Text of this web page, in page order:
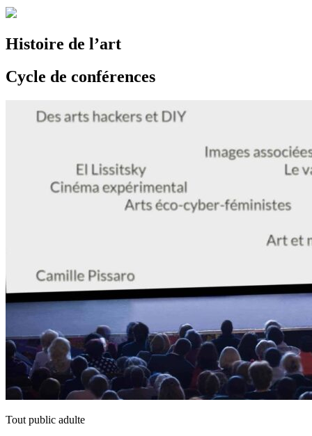
Histoire de l’art
Cycle de conférences
Tout public adulte